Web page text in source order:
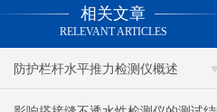
相关文章
RELEVANT ARTICLES
防护栏杆水平推力检测仪概述